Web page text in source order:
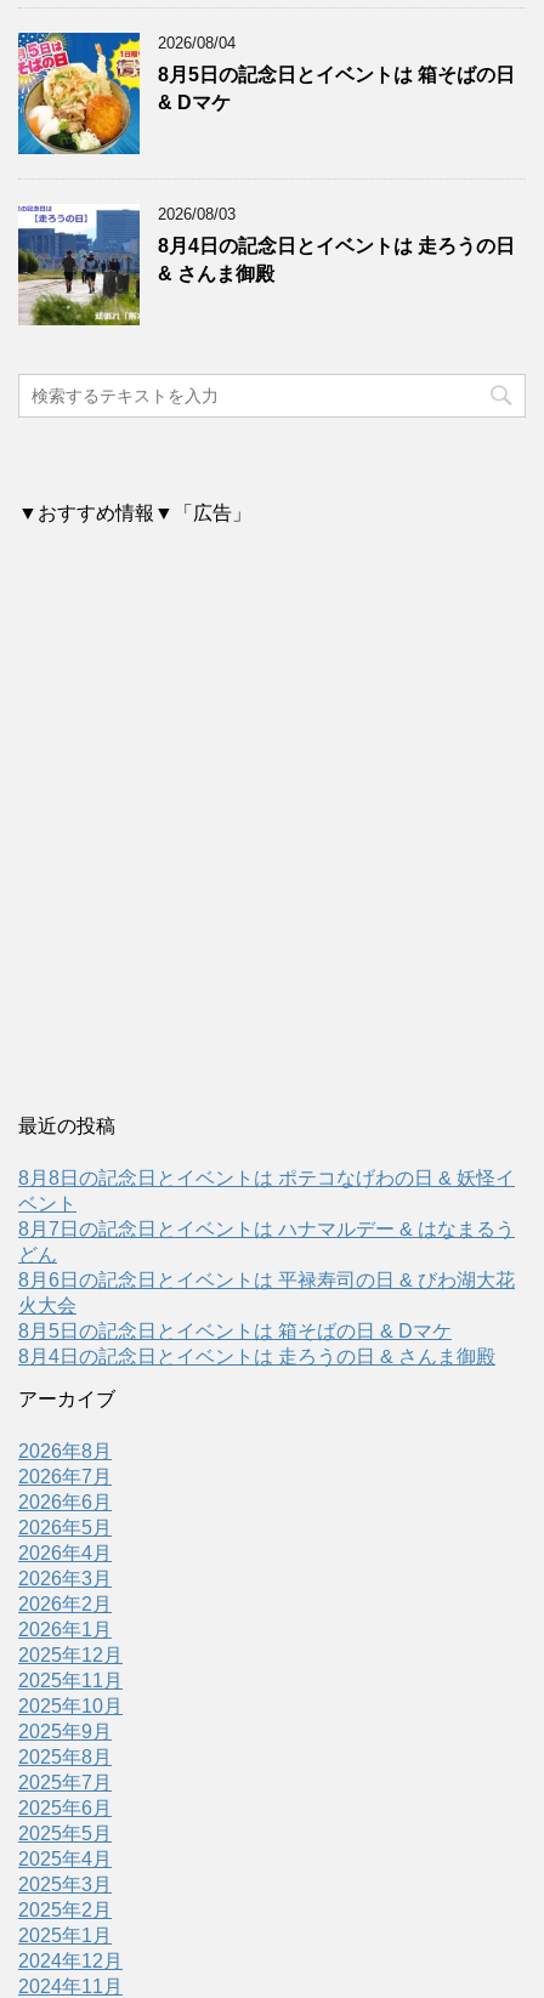
2026/08/04
8月5日の記念日とイベントは 箱そばの日
& Dマケ
2026/08/03
8月4日の記念日とイベントは 走ろうの日
& さんま御殿
▼おすすめ情報▼「広告」
最近の投稿
8月8日の記念日とイベントは ポテコなげわの日 & 妖怪イ
ベント
8月7日の記念日とイベントは ハナマルデー & はなまるう
どん
8月6日の記念日とイベントは 平禄寿司の日 & びわ湖大花
火大会
8月5日の記念日とイベントは 箱そばの日 & Dマケ
8月4日の記念日とイベントは 走ろうの日 & さんま御殿
アーカイブ
2026年8月
2026年7月
2026年6月
2026年5月
2026年4月
2026年3月
2026年2月
2026年1月
2025年12月
2025年11月
2025年10月
2025年9月
2025年8月
2025年7月
2025年6月
2025年5月
2025年4月
2025年3月
2025年2月
2025年1月
2024年12月
2024年11月